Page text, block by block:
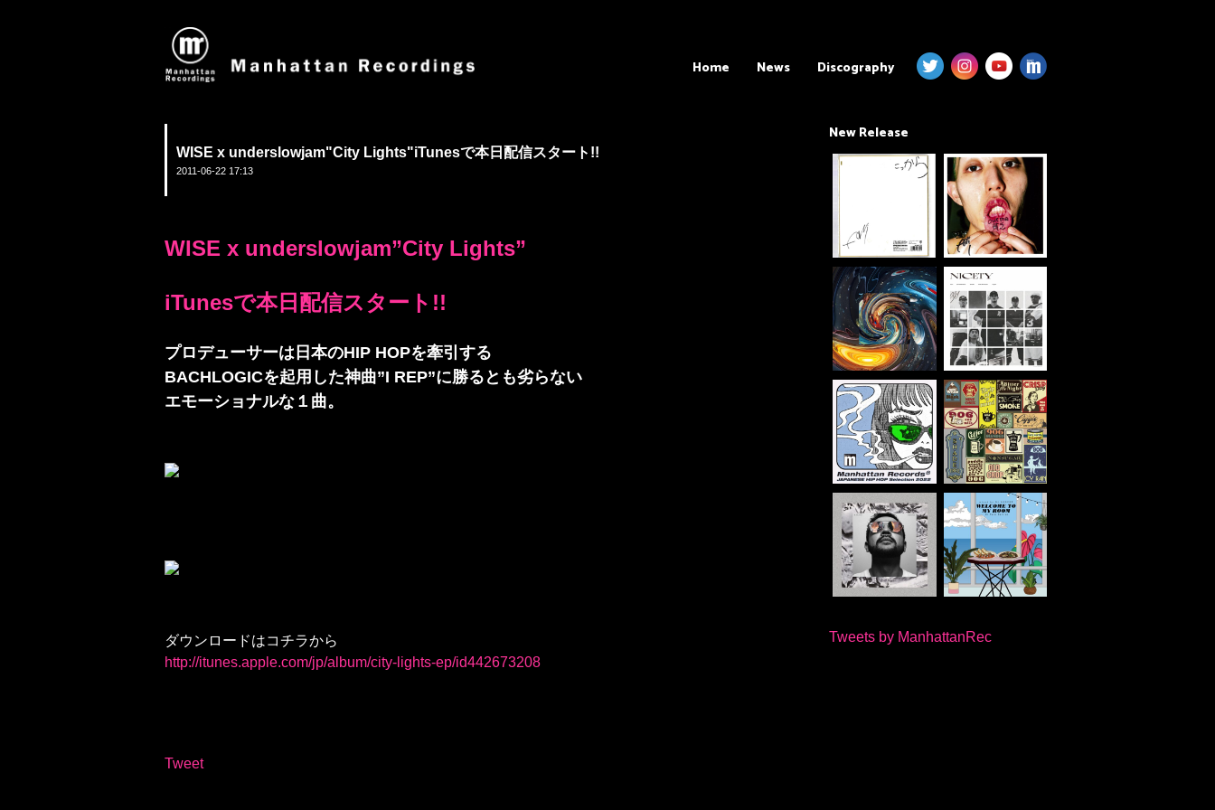
Home News Discography
WISE x underslowjam"City Lights"iTunesで本日配信スタート!!
2011-06-22 17:13
WISE x underslowjam”City Lights”
iTunesで本日配信スタート!!
プロデューサーは日本のHIP HOPを牽引する
BACHLOGICを起用した神曲”I REP”に勝るとも劣らない
エモーショナルな１曲。
ダウンロードはコチラから
http://itunes.apple.com/jp/album/city-lights-ep/id442673208
Tweet
New Release
Tweets by ManhattanRec